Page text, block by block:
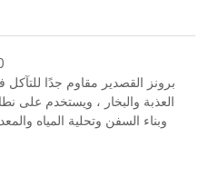
برونز القصدير مقاوم جدًا للتآكل
العذبة والبخار ، ويستخدم على
وبناء السفن وتحلية المياه